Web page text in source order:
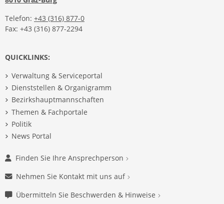
Telefon: +43 (316) 877-0
Fax: +43 (316) 877-2294
QUICKLINKS:
Verwaltung & Serviceportal
Dienststellen & Organigramm
Bezirkshauptmannschaften
Themen & Fachportale
Politik
News Portal
Finden Sie Ihre Ansprechperson
Nehmen Sie Kontakt mit uns auf
Übermitteln Sie Beschwerden & Hinweise